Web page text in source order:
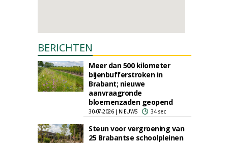
BERICHTEN
Meer dan 500 kilometer
bijenbufferstroken in
Brabant; nieuwe
aanvraagronde
bloemenzaden geopend
30-07-2026 | NIEUWS 34 sec
Steun voor vergroening van
25 Brabantse schoolpleinen